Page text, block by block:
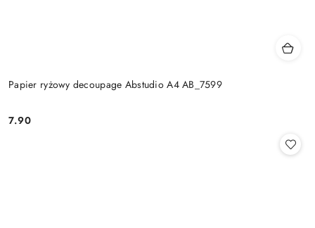
Papier ryżowy decoupage Abstudio A4 AB_7599
Cena:
7.90